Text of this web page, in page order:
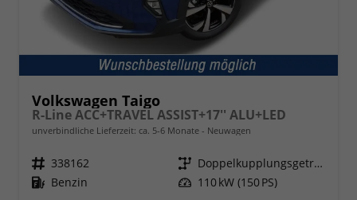
Volkswagen Taigo
R-Line ACC+TRAVEL ASSIST+17'' ALU+LED
unverbindliche Lieferzeit: ca. 5-6 Monate Neuwagen
Fahrzeugnr. 338162 Getriebe
Doppelkupplungsgetriebe (DSG)
Kraftstoff Benzin Leistung 110 kW (150 PS)